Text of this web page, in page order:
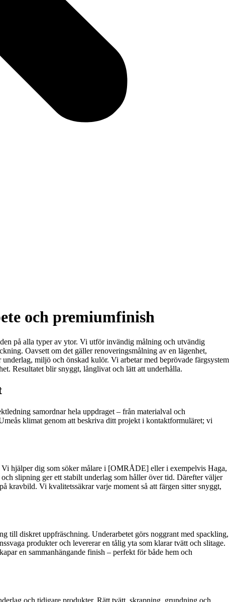
och premiumfinish
på alla typer av ytor. Vi utför invändig målning och utvändig
Oavsett om det gäller renoveringsmålning av en lägenhet,
miljö och önskad kulör. Vi arbetar med beprövade färgsystem
Resultatet blir snyggt, långlivat och lätt att underhålla.
samordnar hela uppdraget – från materialval och
klimat genom att beskriva ditt projekt i kontaktformuläret; vi
hjälper dig som söker målare i [OMRÅDE] eller i exempelvis Haga,
slipning ger ett stabilt underlag som håller över tid. Därefter väljer
kravbild. Vi kvalitetssäkrar varje moment så att färgen sitter snyggt,
till diskret uppfräschning. Underarbetet görs noggrant med spackling,
produkter och levererar en tålig yta som klarar tvätt och slitage.
en sammanhängande finish – perfekt för både hem och
och tidigare produkter. Rätt tvätt, skrapning, grundning och